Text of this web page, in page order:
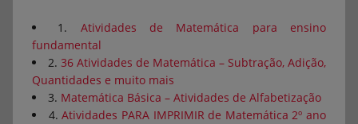
1. Atividades de Matemática para ensino
fundamental
2. 36 Atividades de Matemática – Subtração, Adição,
Quantidades e muito mais
3. Matemática Básica – Atividades de Alfabetização
4.Atividades PARA IMPRIMIR de Matemática 2º ano